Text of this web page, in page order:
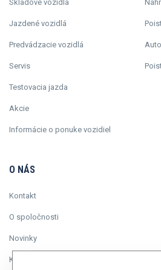
Skladové vozidlá
Jazdené vozidlá
Predvádzacie vozidlá
Servis
Testovacia jazda
Akcie
Informácie o ponuke vozidiel
O NÁS
Kontakt
O spoločnosti
Novinky
Kariéra